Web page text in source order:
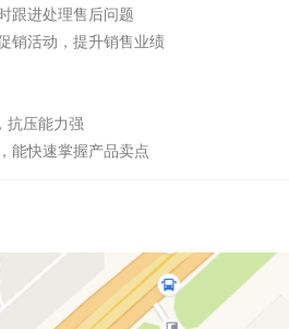
跟进处理售后问题
销活动，提升销售业绩
抗压能力强
能快速掌握产品卖点